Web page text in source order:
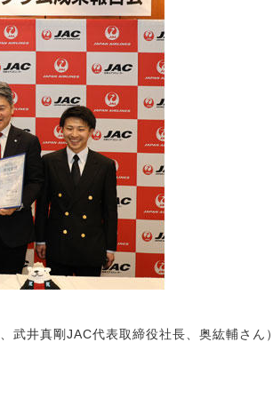
井真剛JAC代表取締役社長、奥紘輔さん）